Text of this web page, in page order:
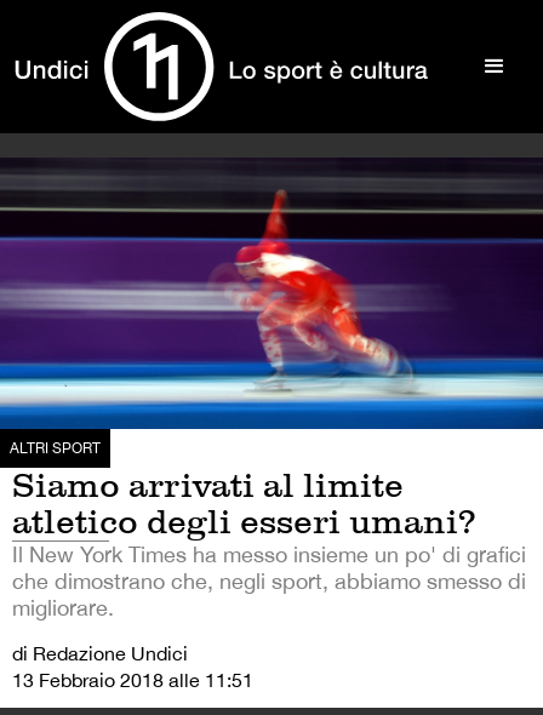
ALTRI SPORT
Siamo arrivati al limite
atletico degli esseri umani?
Il New York Times ha messo insieme un po' di grafici
che dimostrano che, negli sport, abbiamo smesso di
migliorare.
di Redazione Undici
13 Febbraio 2018 alle 11:51